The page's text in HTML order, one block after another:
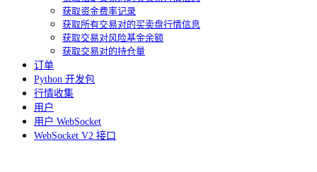
获取资金费率记录
获取所有交易对的买卖盘行情信息
获取交易对风险基金余额
获取交易对的持仓量
订单
Python 开发包
行情收集
用户
用户 WebSocket
WebSocket V2 接口